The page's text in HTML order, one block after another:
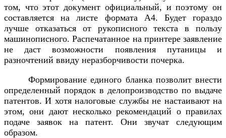
том, что этот документ официальный, и поэтому он
составляется на листе формата А4. Будет гораздо
лучше отказаться от рукописного текста в пользу
машинописного. Распечатанное на принтере заявление
не даст возможности появления путаницы и
разночтений ввиду неразборчивости почерка.
Формирование единого бланка позволит внести
определенный порядок в делопроизводство по выдаче
патентов. И хотя налоговые службы не настаивают на
этом, они дают несколько рекомендаций о правилах
подаче заявок на патент. Они звучат следующим
образом.